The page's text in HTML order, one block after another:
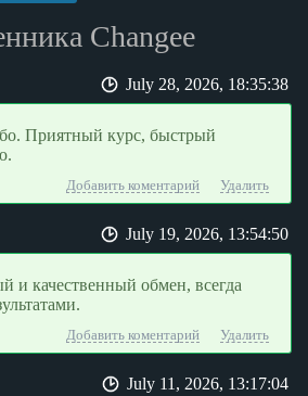
Changee
July 28, 2026, 18:35:38
Приятный курс, быстрый
Добавить коментарий Удалить
July 19, 2026, 13:54:50
и качественный обмен, всегда
Добавить коментарий Удалить
July 11, 2026, 13:17:04